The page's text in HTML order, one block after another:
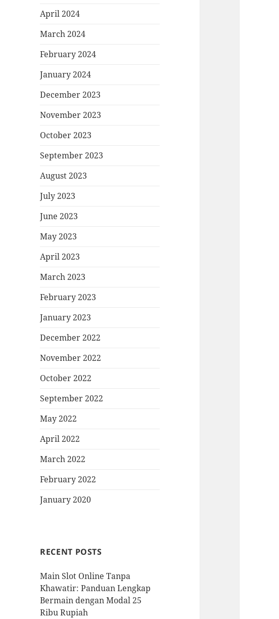
April 2024
March 2024
February 2024
January 2024
December 2023
November 2023
October 2023
September 2023
August 2023
July 2023
June 2023
May 2023
April 2023
March 2023
February 2023
January 2023
December 2022
November 2022
October 2022
September 2022
May 2022
April 2022
March 2022
February 2022
January 2020
RECENT POSTS
Main Slot Online Tanpa
Khawatir: Panduan Lengkap
Bermain dengan Modal 25
Ribu Rupiah